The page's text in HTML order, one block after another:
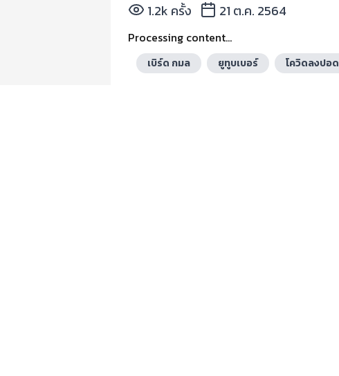
1.2k ครั้ง 21 ต.ค. 2564
Processing content...
เบิร์ด กมล ยูทูบเบอร์ โควิดลงปอด